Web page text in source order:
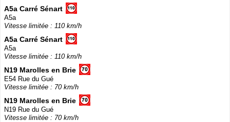
A5a Carré Sénart
A5a
Vitesse limitée : 110 km/h
A5a Carré Sénart
A5a
Vitesse limitée : 110 km/h
N19 Marolles en Brie
E54 Rue du Gué
Vitesse limitée : 70 km/h
N19 Marolles en Brie
N19 Rue du Gué
Vitesse limitée : 70 km/h